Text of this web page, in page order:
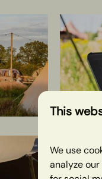
This
We use
analyze